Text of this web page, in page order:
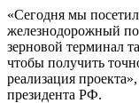
«Сегодня мы
железнодорожный
зерновой терминал
чтобы получить
реализация
президента РФ.